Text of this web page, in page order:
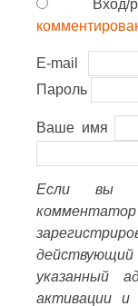
Вход/
E-mail
Пароль
Ваше имя
Если вы
указанный
активации и